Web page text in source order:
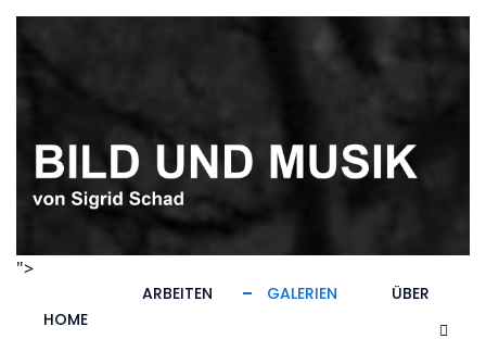
">
HOME
ARBEITEN GALERIEN ÜBER